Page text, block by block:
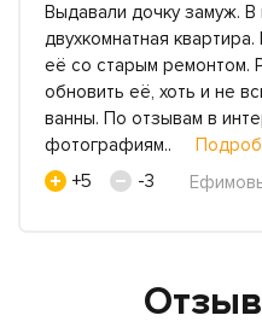
Выдавали дочку замуж.
двухкомнатная
её со старым ремонтом.
обновить её, хоть и не
ванны. По отзывам в
фотографиям..
+5
-3